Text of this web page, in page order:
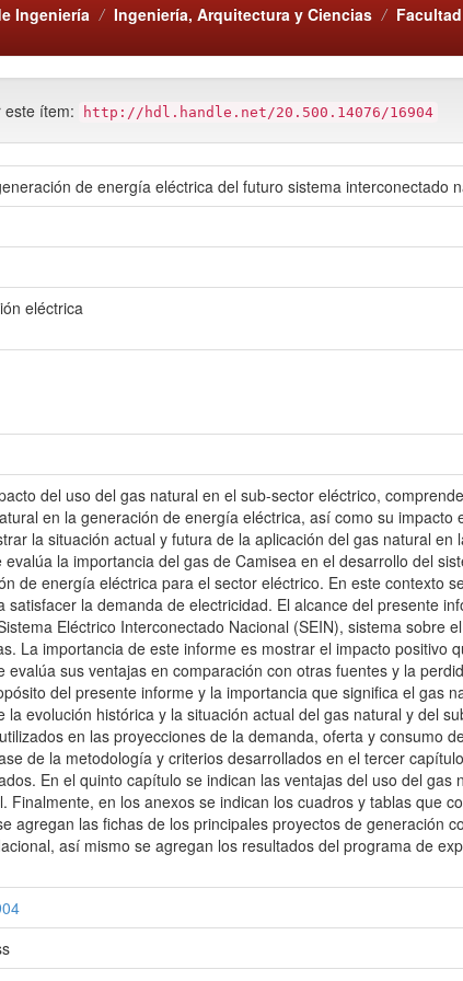
Ingeniería Ingeniería, Arquitectura y Ciencias
este ítem: http://hdl.handle.net/20.500.14076/16904
de energía eléctrica del futuro sistema interconectado
eléctrica
del uso del gas natural en el sub-sector eléctrico,
en la generación de energía eléctrica, así como su
la situación actual y futura de la aplicación del gas natural
la importancia del gas de Camisea en el desarrollo del
de energía eléctrica para el sector eléctrico. En este contexto
la demanda de electricidad. El alcance del presente
Eléctrico Interconectado Nacional (SEIN), sistema sobre
La importancia de este informe es mostrar el impacto positivo
sus ventajas en comparación con otras fuentes y la
del presente informe y la importancia que significa el gas
evolución histórica y la situación actual del gas natural y del
en las proyecciones de la demanda, oferta y consumo
de la metodología y criterios desarrollados en el tercer
En el quinto capítulo se indican las ventajas del uso del
Finalmente, en los anexos se indican los cuadros y tablas que
agregan las fichas de los principales proyectos de generación
así mismo se agregan los resultados del programa de